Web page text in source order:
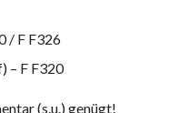
/ F F326
– F F320
(s.u.) genügt!